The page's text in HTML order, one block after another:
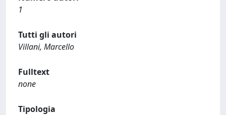
1
Tutti gli autori
Villani, Marcello
Fulltext
none
Tipologia